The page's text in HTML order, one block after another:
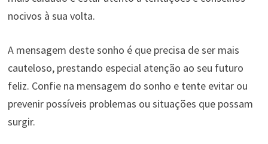
nocivos à sua volta.
A mensagem deste sonho é que precisa de ser mais
cauteloso, prestando especial atenção ao seu futuro
feliz. Confie na mensagem do sonho e tente evitar ou
prevenir possíveis problemas ou situações que possam
surgir.